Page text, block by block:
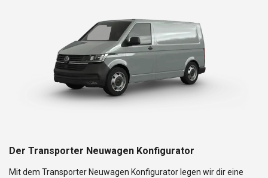
Der Transporter Neuwagen Konfigurator
Mit dem Transporter Neuwagen Konfigurator legen wir dir eine